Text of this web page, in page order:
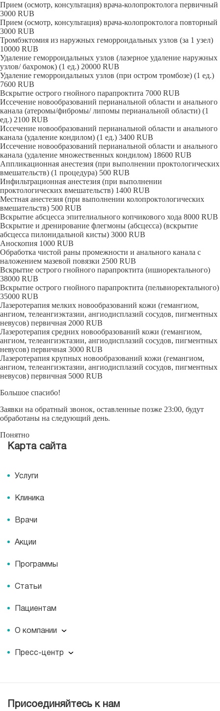
Прием (осмотр, консультация) врача-колопроктолога первичный
3000 RUB
Прием (осмотр, консультация) врача-колопроктолога повторный
3000 RUB
Тромбэктомия из наружных геморроидальных узлов (за 1 узел)
10000 RUB
Удаление геморроидальных узлов (лазерное удаление наружных
узлов/ бахромок) (1 ед.) 20000 RUB
Удаление геморроидальных узлов (при остром тромбозе) (1 ед.)
7600 RUB
Вскрытие острого гнойного парапроктита 7000 RUB
Иссечение новообразований перианальной области и анального
канала (атеромы/фибромы/ липомы перианальной области) (1
ед.) 2100 RUB
Иссечение новообразований перианальной области и анального
канала (удаление кондилом) (1 ед.) 3400 RUB
Иссечение новообразований перианальной области и анального
канала (удаление множественных кондилом) 18600 RUB
Аппликационная анестезия (при выполнении проктологических
вмешательств) (1 процедура) 500 RUB
Инфильтрационная анестезия (при выполнении
проктологических вмешательств) 1400 RUB
Местная анестезия (при выполнении колопроктологических
вмешательств) 500 RUB
Вскрытие абсцесса эпителиального копчикового хода 8000 RUB
Вскрытие и дренирование флегмоны (абсцесса) (вскрытие
абсцесса пилонидальной кисты) 3000 RUB
Аноскопия 1000 RUB
Обработка чистой раны промежности и анального канала с
наложением мазевой повязки 2500 RUB
Вскрытие острого гнойного парапроктита (ишиоректального)
38000 RUB
Вскрытие острого гнойного парапроктита (пельвиоректального)
35000 RUB
Лазеротерапия мелких новообразований кожи (гемангиом,
ангиом, телеангиэктазии, ангиодисплазий сосудов, пигментных
невусов) первичная 2000 RUB
Лазеротерапия средних новообразований кожи (гемангиом,
ангиом, телеангиэктазии, ангиодисплазий сосудов, пигментных
невусов) первичная 3000 RUB
Лазеротерапия крупных новообразований кожи (гемангиом,
ангиом, телеангиэктазии, ангиодисплазий сосудов, пигментных
невусов) первичная 5000 RUB
Большое спасибо!
Заявки на обратный звонок, оставленные позже 23:00, будут
обработаны на следующий день.
Понятно
Карта сайта
Услуги
Клиника
Врачи
Акции
Программы
Статьи
Пациентам
О компании
Вакансии
Пресс-центр
Журнал для пациентов «МЕДСИ СЕГОДНЯ»
Присоединяйтесь к нам